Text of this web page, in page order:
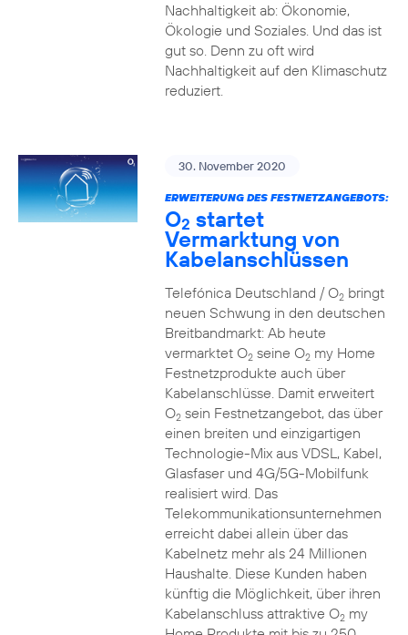
Nachhaltigkeit ab: Ökonomie,
Ökologie und Soziales. Und das ist
gut so. Denn zu oft wird
Nachhaltigkeit auf den Klimaschutz
reduziert.
30. November 2020
ERWEITERUNG DES FESTNETZANGEBOTS:
O2 startet
Vermarktung von
Kabelanschlüssen
Telefónica Deutschland / O2bringt
neuen Schwung in den deutschen
Breitbandmarkt: Ab heute
vermarktet O2seine O2my Home
Festnetzprodukte auch über
Kabelanschlüsse. Damit erweitert
O2sein Festnetzangebot, das über
einen breiten und einzigartigen
Technologie-Mix aus VDSL, Kabel,
Glasfaser und 4G/5G-Mobilfunk
realisiert wird. Das
Telekommunikationsunternehmen
erreicht dabei allein über das
Kabelnetz mehr als 24 Millionen
Haushalte. Diese Kunden haben
künftig die Möglichkeit, über ihren
Kabelanschluss attraktive O2my